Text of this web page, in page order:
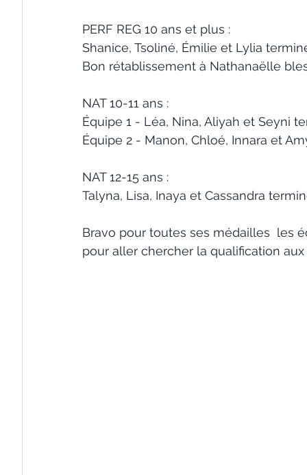
PERF REG 10 ans et plus :
Shanice, Tsoliné, Émilie et Lylia
Bon rétablissement à Nathanaëlle
NAT 10-11 ans :
Équipe 1 - Léa, Nina, Aliyah et Seyni
Équipe 2 - Manon, Chloé, Innara et
NAT 12-15 ans :
Talyna, Lisa, Inaya et Cassandra
Bravo pour toutes ses médailles  les
pour aller chercher la qualification